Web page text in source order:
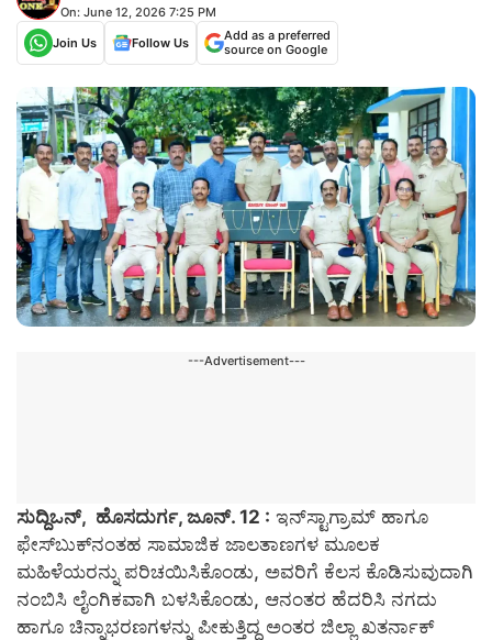
On: June 12, 2026 7:25 PM
Join Us
Follow Us
Add as a preferred
source on Google
---Advertisement---
ಸುದ್ದಿಒನ್,​ ಹೊಸದುರ್ಗ, ಜೂನ್. 12 : ಇನ್‌ಸ್ಟಾಗ್ರಾಮ್ ಹಾಗೂ
ಫೇಸ್‌ಬುಕ್‌ನಂತಹ ಸಾಮಾಜಿಕ ಜಾಲತಾಣಗಳ ಮೂಲಕ
ಮಹಿಳೆಯರನ್ನು ಪರಿಚಯಿಸಿಕೊಂಡು, ಅವರಿಗೆ ಕೆಲಸ ಕೊಡಿಸುವುದಾಗಿ
ನಂಬಿಸಿ ಲೈಂಗಿಕವಾಗಿ ಬಳಸಿಕೊಂಡು, ಆನಂತರ ಹೆದರಿಸಿ ನಗದು
ಹಾಗೂ ಚಿನ್ನಾಭರಣಗಳನ್ನು ಪೀಕುತ್ತಿದ್ದ ಅಂತರ ಜಿಲ್ಲಾ ಖತರ್ನಾಕ್